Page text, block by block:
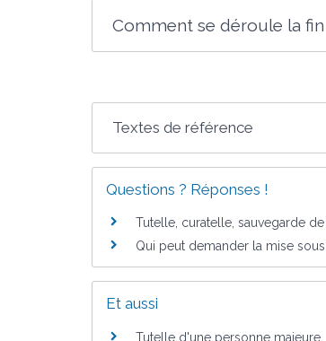
Comment se déroule la
Textes de référence
Questions ? Réponses !
Tutelle, curatelle, sauvegarde
Qui peut demander la mise
Et aussi
Tutelle d'une personne majeure